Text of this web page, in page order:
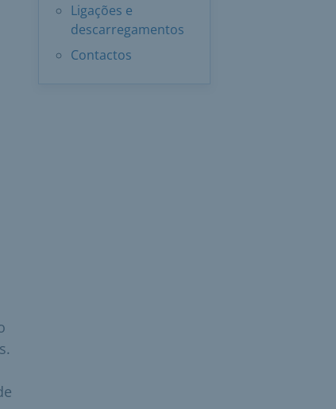
Ligações e
descarregamentos
Contactos